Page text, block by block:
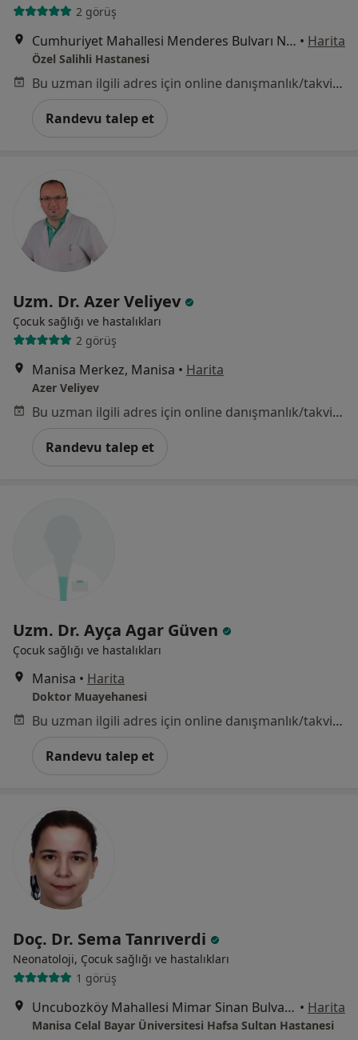
2 görüş
Cumhuriyet Mahallesi Menderes Bulvarı No:48, Manisa • Harita
Özel Salihli Hastanesi
Bu uzman ilgili adres için online danışmanlık/takvim sunmuyor.
Randevu talep et
Uzm. Dr. Azer Veliyev
Çocuk sağlığı ve hastalıkları
2 görüş
Manisa Merkez, Manisa • Harita
Azer Veliyev
Bu uzman ilgili adres için online danışmanlık/takvim sunmuyor.
Randevu talep et
Uzm. Dr. Ayça Agar Güven
Çocuk sağlığı ve hastalıkları
Manisa • Harita
Doktor Muayehanesi
Bu uzman ilgili adres için online danışmanlık/takvim sunmuyor.
Randevu talep et
Doç. Dr. Sema Tanrıverdi
Neonatoloji, Çocuk sağlığı ve hastalıkları
1 görüş
Uncubozköy Mahallesi Mimar Sinan Bulvarı No:189, Manisa • Harita
Manisa Celal Bayar Üniversitesi Hafsa Sultan Hastanesi